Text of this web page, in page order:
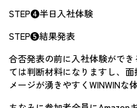
STEP❹半日入社体験
STEP❺結果発表
合否発表の前に入社体験がで
ては判断材料になりますし、
メージが湧きやすくWINWINな